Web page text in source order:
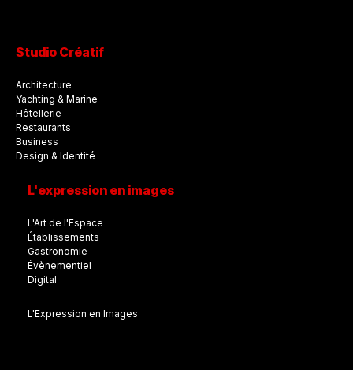
Studio Créatif
Architecture
Yachting & Marine
Hôtellerie
Restaurants
Business
Design & Identité
L'expression en images
L'Art de l'Espace
Établissements
Gastronomie
Évènementiel
Digital
L'Expression en Images